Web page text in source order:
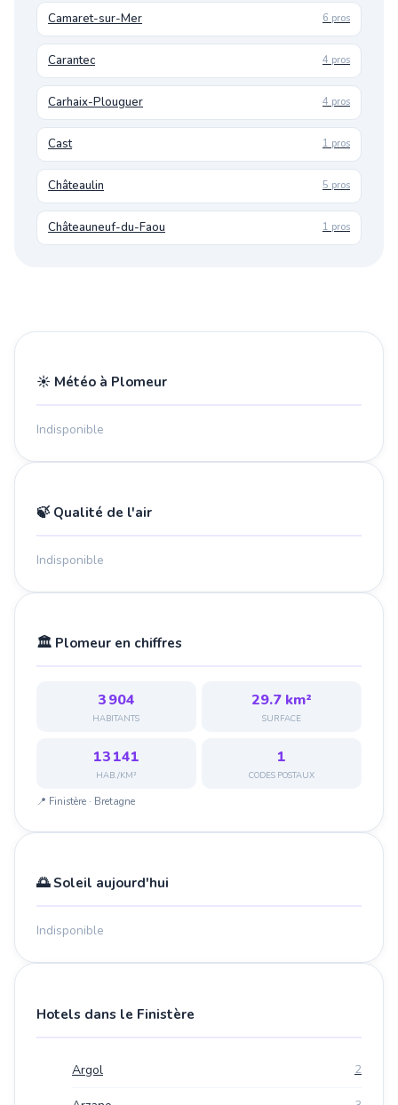
Camaret-sur-Mer 6 pros
Carantec 4 pros
Carhaix-Plouguer 4 pros
Cast 1 pros
Châteaulin 5 pros
Châteauneuf-du-Faou 1 pros
☀️ Météo à Plomeur
Indisponible
🍃 Qualité de l'air
Indisponible
🏛️ Plomeur en chiffres
3 904
HABITANTS
29.7 km²
SURFACE
13 141
HAB./KM²
1
CODES POSTAUX
📍 Finistère · Bretagne
🌅 Soleil aujourd'hui
Indisponible
Hotels dans le Finistère
Argol 2